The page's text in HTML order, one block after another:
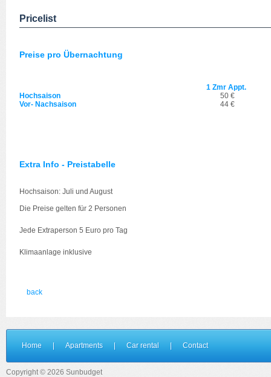
Pricelist
Preise pro Übernachtung
1 Zmr Appt.
Hochsaison
50 €
Vor- Nachsaison
44 €
Extra Info - Preistabelle
Hochsaison: Juli und August
Die Preise gelten für 2 Personen
Jede Extraperson 5 Euro pro Tag
Klimaanlage inklusive
back
Home | Apartments | Car rental | Contact
Copyright © 2026 Sunbudget